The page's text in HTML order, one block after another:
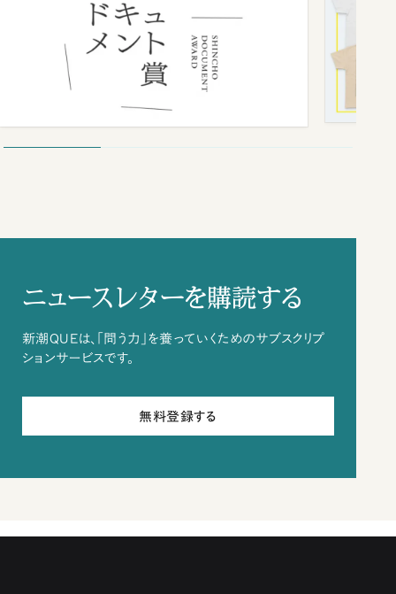
ニュースレターを購読する
新潮QUEは、「問う力」を養っていくためのサブスクリプ
ションサービスです。
無料登録する